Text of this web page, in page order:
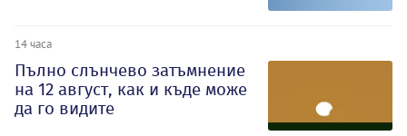
14 часа
Пълно слънчево затъмнение
на 12 август, как и къде може
да го видите